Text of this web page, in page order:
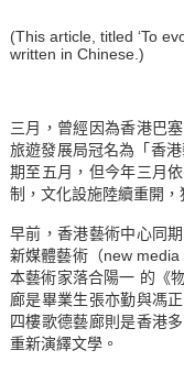
(This article, titled ‘To
written in Chinese.)
三月，曾經因為香港巴
旅遊發展局冠名為「香
期至五月，但今年三月
制，文化設施陸續重開，
早前，香港藝術中心同
新媒體藝術（new
本藝術家落合陽一 的《
廊是畢業生張亦勤與馮
四樓歌德藝廊則是香港
重新演繹文學。